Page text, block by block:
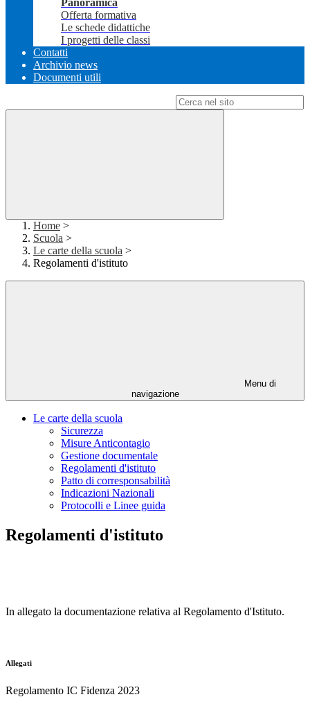
Panoramica
Offerta formativa
Le schede didattiche
I progetti delle classi
Contatti
Archivio news
Documenti utili
Home >
Scuola >
Le carte della scuola >
Regolamenti d'istituto
Menu di
navigazione
Le carte della scuola
Sicurezza
Misure Anticontagio
Gestione documentale
Regolamenti d'istituto
Patto di corresponsabilità
Indicazioni Nazionali
Protocolli e Linee guida
Regolamenti d'istituto
In allegato la documentazione relativa al Regolamento d'Istituto.
Allegati
Regolamento IC Fidenza 2023